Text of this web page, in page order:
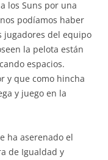
los Suns por una
podíamos haber
jugadores del equipo
la pelota están
espacios.
y que como hincha
y juego en la
ha aserenado el
de Igualdad y